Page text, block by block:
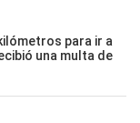
para ir a
una multa de